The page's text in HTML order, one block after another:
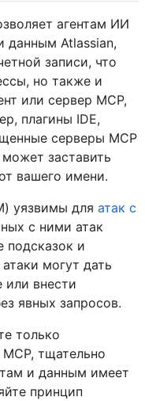
агентам ИИ
данным Atlassian,
записи, что
но также и
или сервер MCP,
плагины IDE,
серверы MCP
заставить
вашего имени.
уязвимы для атак с
с ними атак
подсказок и
могут дать
или внести
явных запросов.
только
тщательно
и данным имеет
принцип